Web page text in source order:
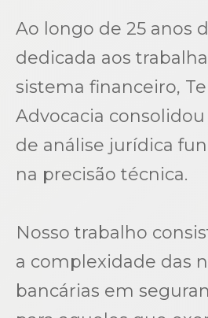
Ao longo de 25 anos
dedicada aos
sistema financeiro,
Advocacia
de análise jurídica
na precisão técnica.
Nosso trabalho
a complexidade das
bancárias em